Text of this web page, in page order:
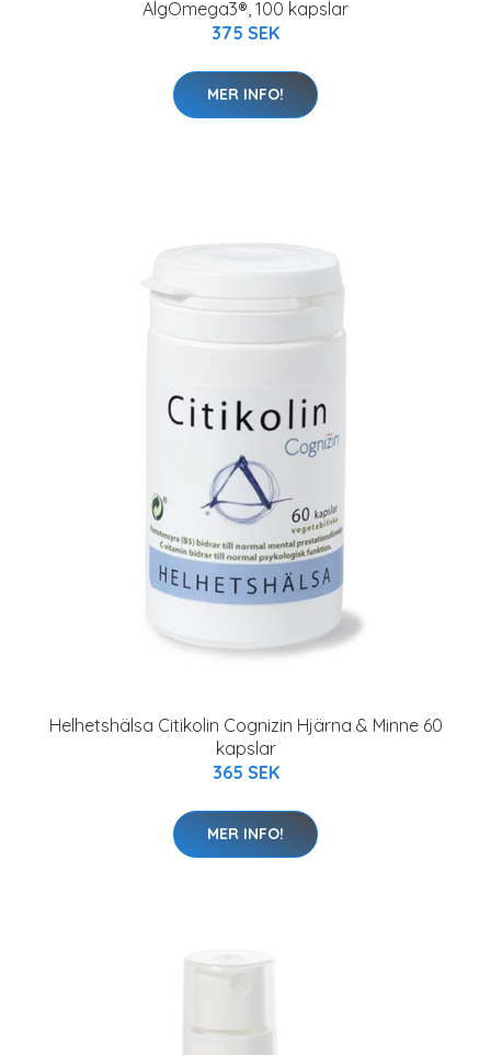
AlgOmega3®, 100 kapslar
375 SEK
MER INFO!
Helhetshälsa Citikolin Cognizin Hjärna & Minne 60
kapslar
365 SEK
MER INFO!